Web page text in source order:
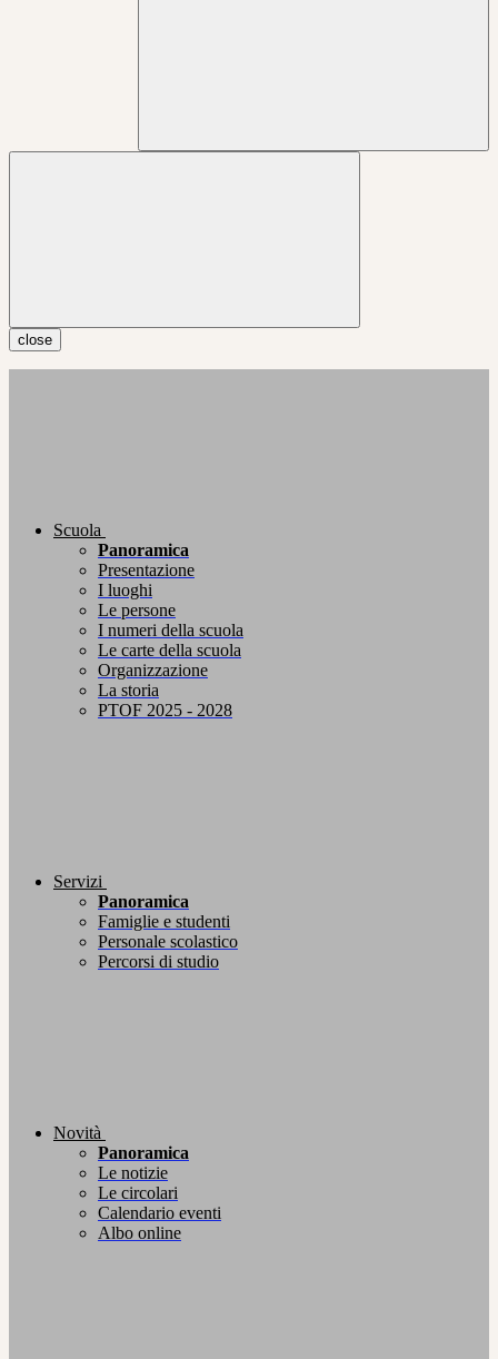
close
Scuola
Panoramica
Presentazione
I luoghi
Le persone
I numeri della scuola
Le carte della scuola
Organizzazione
La storia
PTOF 2025 - 2028
Servizi
Panoramica
Famiglie e studenti
Personale scolastico
Percorsi di studio
Novità
Panoramica
Le notizie
Le circolari
Calendario eventi
Albo online